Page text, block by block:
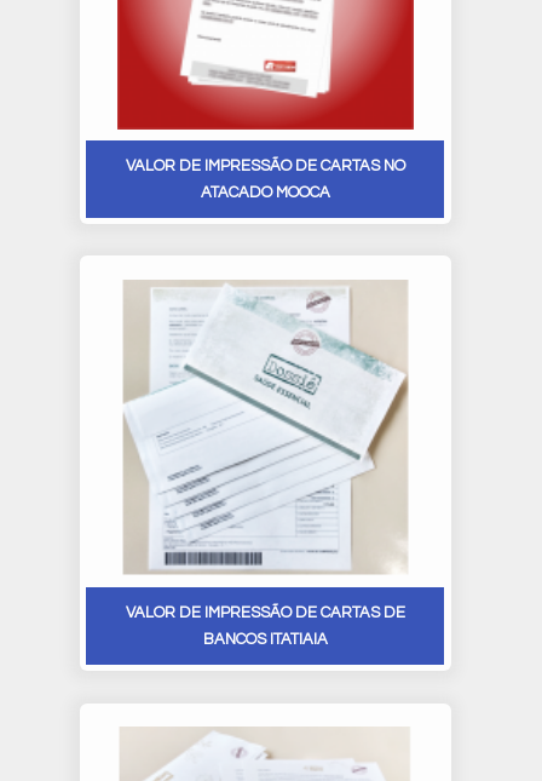
VALOR DE IMPRESSÃO DE CARTAS NO
ATACADO MOOCA
VALOR DE IMPRESSÃO DE CARTAS DE
BANCOS ITATIAIA